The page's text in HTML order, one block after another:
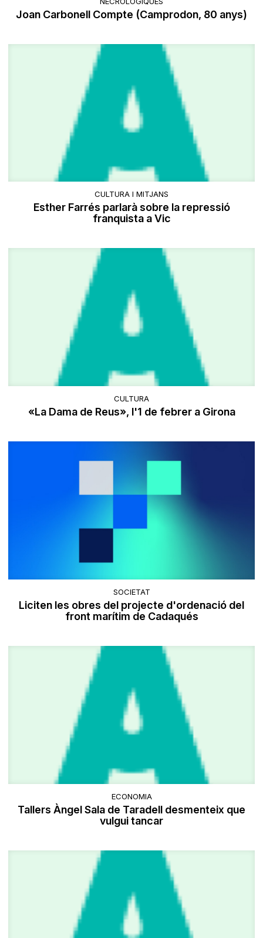
Joan Carbonell Compte (Camprodon, 80 anys)
CULTURA I MITJANS
Esther Farrés parlarà sobre la repressió
franquista a Vic
CULTURA
«La Dama de Reus», l'1 de febrer a Girona
SOCIETAT
Liciten les obres del projecte d'ordenació del
front marítim de Cadaqués
ECONOMIA
Tallers Àngel Sala de Taradell desmenteix que
vulgui tancar